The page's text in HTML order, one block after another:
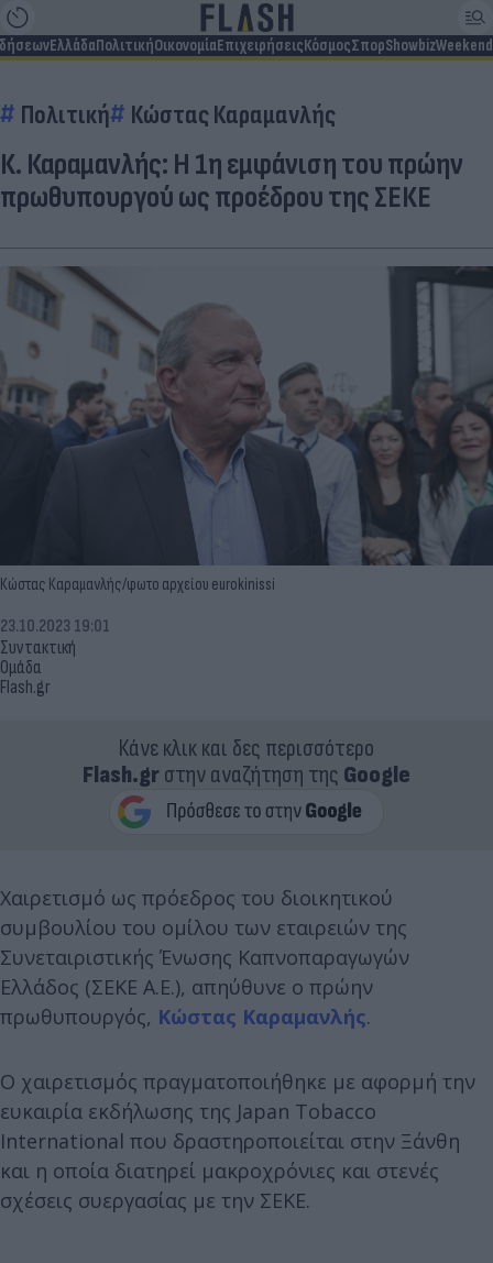
ΕλλάδαΠολιτικήΟικονομίαΕπιχειρήσειςΚόσμοςΣπορShowbizWeekend
Πολιτική Κώστας Καραμανλής
Κ. Καραμανλής: Η 1η εμφάνιση του πρώην
πρωθυπουργού ως προέδρου της ΣΕΚΕ
Κώστας Καραμανλής/φωτο αρχείου eurokinissi
Συντακτική
Ομάδα
Flash.gr
23.10.2023 19:01
Κάνε κλικ και δες περισσότερο
Flash.grστην αναζήτηση της Google
Χαιρετισμό ως πρόεδρος του διοικητικού
συμβουλίου του ομίλου των εταιρειών της
Συνεταιριστικής Ένωσης Καπνοπαραγωγών
Ελλάδος (ΣΕΚΕ Α.Ε.), απηύθυνε ο πρώην
πρωθυπουργός, Κώστας Καραμανλής.
Ο χαιρετισμός πραγματοποιήθηκε με αφορμή την
ευκαιρία εκδήλωσης της Japan Tobacco
International που δραστηροποιείται στην Ξάνθη
και η οποία διατηρεί μακροχρόνιες και στενές
σχέσεις συεργασίας με την ΣΕΚΕ.